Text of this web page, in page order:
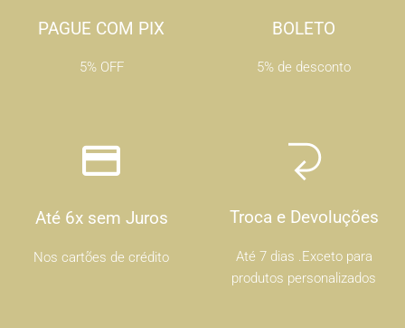
PAGUE COM PIX
5% OFF
BOLETO
5% de desconto
Até 6x sem Juros
Nos cartões de crédito
Troca e Devoluções
Até 7 dias .Exceto para
produtos personalizados